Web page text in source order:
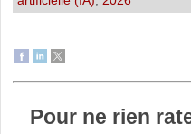
Pour ne rien